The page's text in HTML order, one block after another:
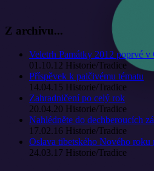
Z archivu...
Veletrh Památky 2012 poprvé v
01.10.12 Historie/Tradice
Příspěvek k palčivému tématu
14.04.15 Historie/Tradice
Zahradničení po celý rok
20.04.20 Historie/Tradice
Nahlédněte do dechberoucích
17.02.16 Historie/Tradice
Oslava tibetského Nového
24.03.17 Historie/Tradice